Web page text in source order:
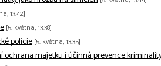
13:42]
[5. května, 13:38]
policie [5. května, 13:35]
ochrana majetku i účinná prevence